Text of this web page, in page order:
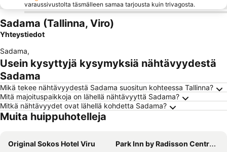
varaussivustolta täsmälleen samaa tarjousta kuin trivagosta.
Sadama (Tallinna, Viro)
Yhteystiedot
Sadama,
Usein kysyttyjä kysymyksiä nähtävyydestä
Sadama
Mikä tekee nähtävyydestä Sadama suositun kohteessa Tallinna?
Mitä majoituspaikkoja on lähellä nähtävyyttä Sadama?
Mitkä nähtävyydet ovat lähellä kohdetta Sadama?
Muita huippuhotelleja
Original Sokos Hotel Viru
Park Inn by Radisson Central Tallinn